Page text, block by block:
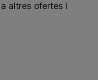
altres ofertes i